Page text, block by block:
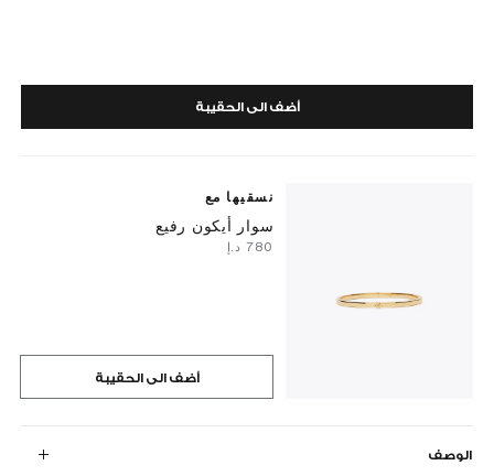
أضف الى الحقيبة
نسقيها مع
سوار أيكون رفيع
أضف الى الحقيبة
الوصف